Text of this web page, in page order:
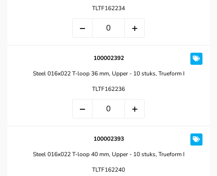
TLTF162234
100002392
Steel 016x022 T-loop 36 mm, Upper - 10 stuks, Trueform I
TLTF162236
100002393
Steel 016x022 T-loop 40 mm, Upper - 10 stuks, Trueform I
TLTF162240